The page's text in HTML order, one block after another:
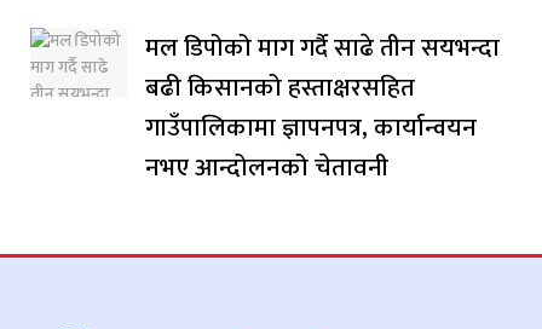
मल डिपोको माग गर्दै साढे तीन सयभन्दा
बढी किसानको हस्ताक्षरसहित
गाउँपालिकामा ज्ञापनपत्र, कार्यान्वयन
नभए आन्दोलनको चेतावनी